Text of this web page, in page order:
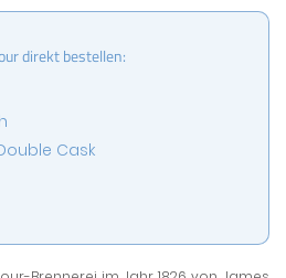
direkt bestellen:
Cask